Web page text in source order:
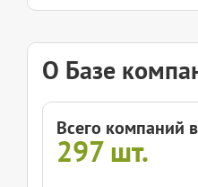
О Базе
Всего компаний
297шт.